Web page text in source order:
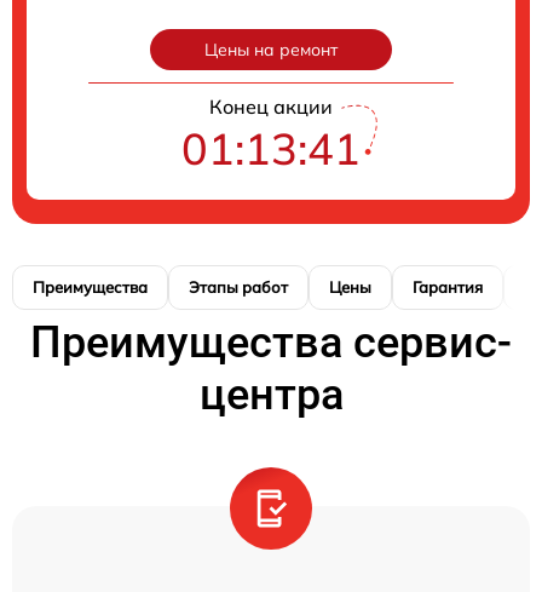
Цены на ремонт
Конец акции
01:13:40
Преимущества Этапы работ Цены Гарантия
Преимущества сервис-
центра